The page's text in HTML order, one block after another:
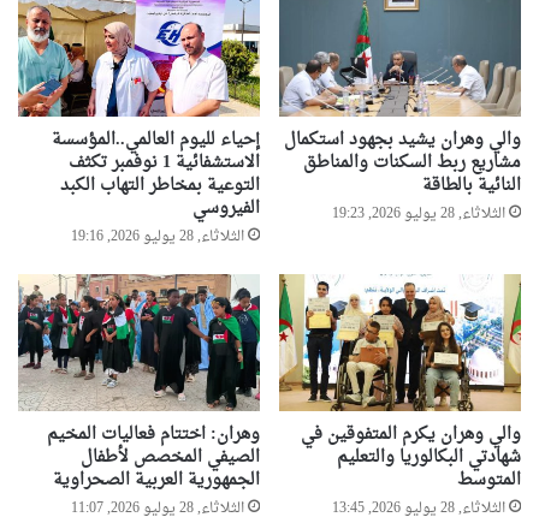
والي وهران يشيد بجهود استكمال
مشاريع ربط السكنات والمناطق
النائية بالطاقة
الثلاثاء, 28 يوليو 2026, 19:23
إحياء لليوم العالمي..المؤسسة
الاستشفائية 1 نوفمبر تكثف
التوعية بمخاطر التهاب الكبد
الفيروسي
الثلاثاء, 28 يوليو 2026, 19:16
والي وهران يكرم المتفوقين في
شهادتي البكالوريا والتعليم
المتوسط
الثلاثاء, 28 يوليو 2026, 13:45
وهران: اختتام فعاليات المخيم
الصيفي المخصص لأطفال
الجمهورية العربية الصحراوية
الثلاثاء, 28 يوليو 2026, 11:07